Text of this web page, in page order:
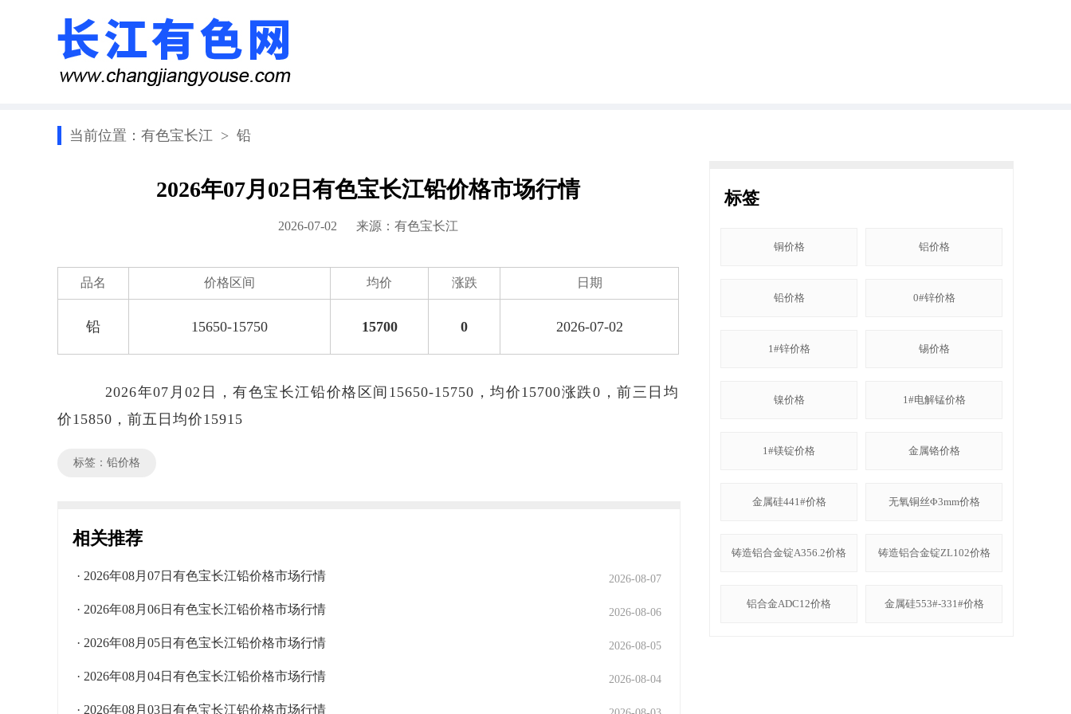
当前位置： 有色宝长江 > 铅
2026年07月02日有色宝长江铅价格市场行情
2026-07-02 来源： 有色宝长江
品名 价格区间 均价 涨跌 日期
铅 15650-15750 15700 0 2026-07-02
2026年07月02日，有色宝长江铅价格区间15650-15750，均价15700涨跌0，前三日均
价15850，前五日均价15915
标签：铅价格
相关推荐
· 2026年08月07日有色宝长江铅价格市场行情 2026-08-07
· 2026年08月06日有色宝长江铅价格市场行情 2026-08-06
· 2026年08月05日有色宝长江铅价格市场行情 2026-08-05
· 2026年08月04日有色宝长江铅价格市场行情 2026-08-04
· 2026年08月03日有色宝长江铅价格市场行情
标签
铜价格 铝价格
铅价格 0#锌价格
1#锌价格 锡价格
镍价格 1#电解锰价格
1#镁锭价格 金属铬价格
金属硅441#价格 无氧铜丝Φ3mm价格
铸造铝合金锭A356.2价格 铸造铝合金锭ZL102价格
铝合金ADC12价格 金属硅553#-331#价格